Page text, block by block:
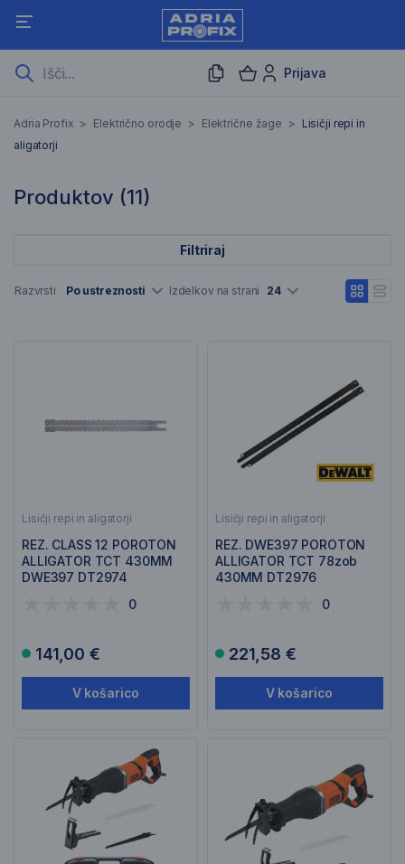
Prijava
Lisičji repi in aligatorji
Adria Profix > Električno orodje > Električne žage > Lisičji repi in
aligatorji
Produktov (11)
11 Rezultati iskanja
Filtriraj
Seznam artiklov
Razvrsti Po ustreznosti Izdelkov na strani 24
Lisičji repi in aligatorji
REZ. CLASS 12 POROTON
ALLIGATOR TCT 430MM
DWE397 DT2974
0
141,00 €
V košarico
Lisičji repi in aligatorji
REZ. DWE397 POROTON
ALLIGATOR TCT 78zob
430MM DT2976
0
221,58 €
V košarico